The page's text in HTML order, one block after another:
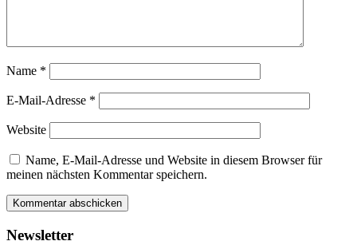
Name *
E-Mail-Adresse *
Website
Name, E-Mail-Adresse und Website in diesem Browser für
meinen nächsten Kommentar speichern.
Newsletter